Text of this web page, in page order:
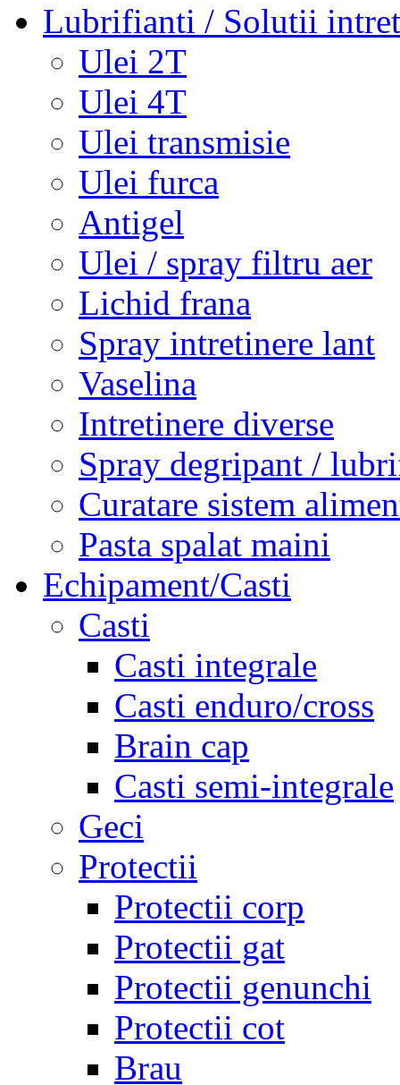
Lubrifianti / Solutii
Ulei 2T
Ulei 4T
Ulei transmisie
Ulei furca
Antigel
Ulei / spray filtru aer
Lichid frana
Spray intretinere lant
Vaselina
Intretinere diverse
Spray degripant /
Curatare sistem
Pasta spalat maini
Echipament/Casti
Casti
Casti integrale
Casti enduro/cross
Brain cap
Casti semi-integrale
Geci
Protectii
Protectii corp
Protectii gat
Protectii genunchi
Protectii cot
Brau